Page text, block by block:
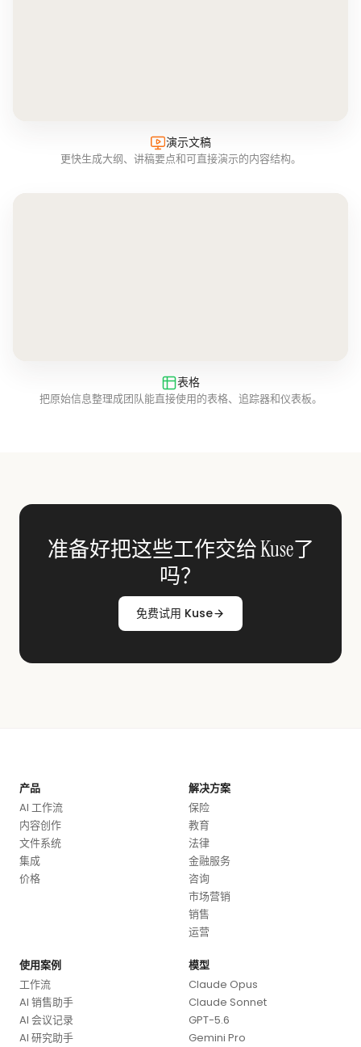
演示文稿
更快生成大纲、讲稿要点和可直接演示的内容结构。
表格
把原始信息整理成团队能直接使用的表格、追踪器和仪表板。
准备好把这些工作交给 Kuse了
吗？
免费试用 Kuse
产品
AI 工作流
内容创作
文件系统
集成
价格
解决方案
保险
教育
法律
金融服务
咨询
市场营销
销售
运营
使用案例
工作流
AI 销售助手
AI 会议记录
AI 研究助手
模型
Claude Opus
Claude Sonnet
GPT-5.6
Gemini Pro